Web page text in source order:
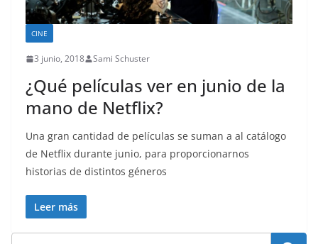
CINE
3 junio, 2018 Sami Schuster
¿Qué películas ver en junio de la
mano de Netflix?
Una gran cantidad de películas se suman a al catálogo
de Netflix durante junio, para proporcionarnos
historias de distintos géneros
Leer más